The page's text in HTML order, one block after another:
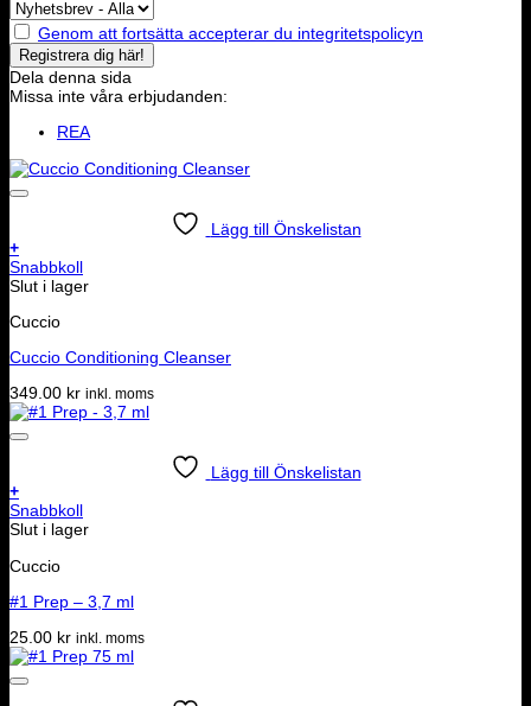
Genom att fortsätta accepterar du integritetspolicyn
Dela denna sida
Missa inte våra erbjudanden:
REA
Lägg till Önskelistan
+
Snabbkoll
Slut i lager
Cuccio
Cuccio Conditioning Cleanser
349.00 kr inkl. moms
Lägg till Önskelistan
+
Snabbkoll
Slut i lager
Cuccio
#1 Prep – 3,7 ml
25.00 kr inkl. moms